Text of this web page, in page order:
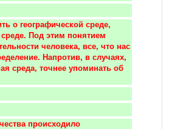
о географической среде,
Под этим понятием
человека, все, что нас
Напротив, в случаях,
среда, точнее упоминать об
происходило